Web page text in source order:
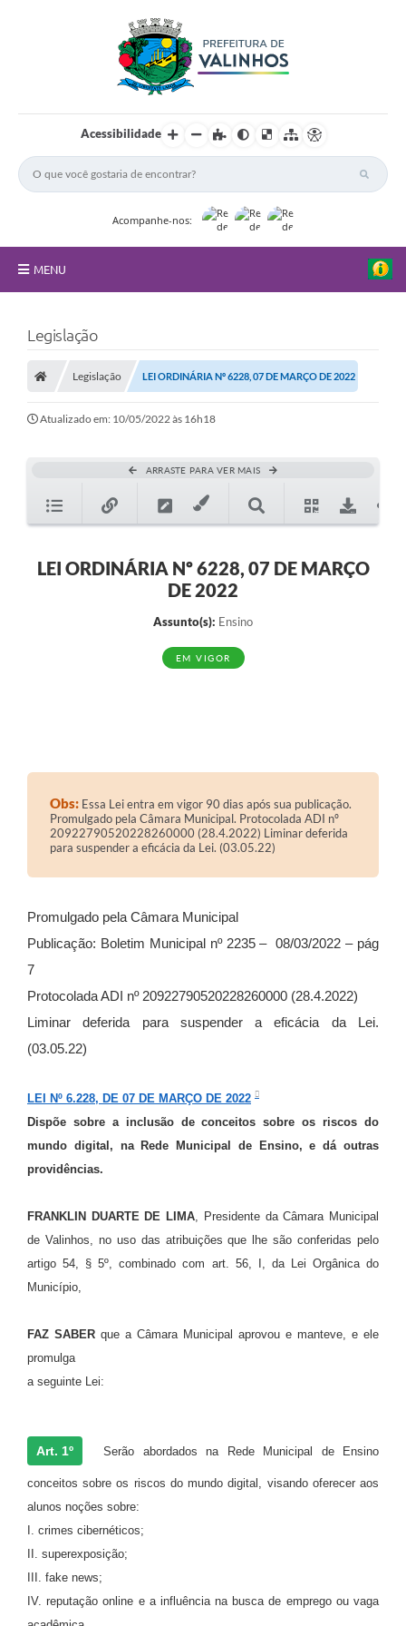
Acessibilidade
Acompanhe-nos:
MENU
Principal
Nossa Cidade
Secretarias
Transparência
Programa Famílias Fortes
Contratação de estagiário - estudante de Direito -
Arquivos para Download
Carta de Serviços
Galeria de Vídeos
Conselhos Municipais
Editais
Serviços Online
Telefones Úteis
A Prefeitura
Enquete
Agenda
SIC
Legislação
Legislação LEI ORDINÁRIA Nº 6228, 07 DE MARÇO DE 2022
Atualizado em: 10/05/2022 às 16h18
ARRASTE PARA VER MAIS
LEI ORDINÁRIA Nº 6228, 07 DE MARÇO
DE 2022
Assunto(s): Ensino
EM VIGOR
Obs: Essa Lei entra em vigor 90 dias após sua publicação.
Promulgado pela Câmara Municipal. Protocolada ADI nº
20922790520228260000 (28.4.2022) Liminar deferida
para suspender a eficácia da Lei. (03.05.22)
Promulgado pela Câmara Municipal
Publicação: Boletim Municipal nº 2235 – 08/03/2022 – pág
7
Protocolada ADI nº 20922790520228260000 (28.4.2022)
Liminar deferida para suspender a eficácia da Lei.
(03.05.22)
LEI Nº 6.228, DE 07 DE MARÇO DE 2022
Dispõe sobre a inclusão de conceitos sobre os riscos do
mundo digital, na Rede Municipal de Ensino, e dá outras
providências.
FRANKLIN DUARTE DE LIMA , Presidente da Câmara Municipal
de Valinhos, no uso das atribuições que lhe são conferidas pelo
artigo 54, § 5º, combinado com art. 56, I, da Lei Orgânica do
Município,
FAZ SABER que a Câmara Municipal aprovou e manteve, e ele
promulga
a seguinte Lei:
Art. 1º Serão abordados na Rede Municipal de Ensino
conceitos sobre os riscos do mundo digital, visando oferecer aos
alunos noções sobre:
I. crimes cibernéticos;
II. superexposição;
III. fake news;
IV. reputação online e a influência na busca de emprego ou vaga